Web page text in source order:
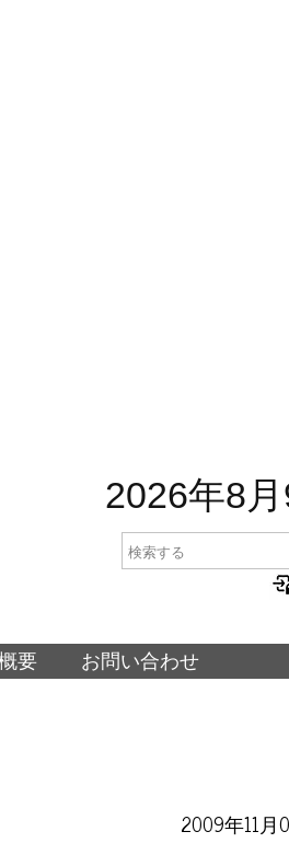
2026年8
要 お問い合わせ
2009年11月